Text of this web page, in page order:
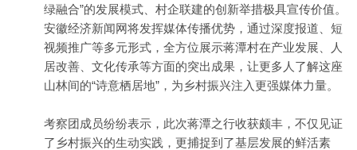
绿融合”的发展模式、村企联建的创新举措极具宣传价值。
安徽经济新闻网将发挥媒体传播优势，通过深度报道、短
视频推广等多元形式，全方位展示蒋潭村在产业发展、人
居改善、文化传承等方面的突出成果，让更多人了解这座
山林间的“诗意栖居地”，为乡村振兴注入更强媒体力量。
考察团成员纷纷表示，此次蒋潭之行收获颇丰，不仅见证
了乡村振兴的生动实践，更捕捉到了基层发展的鲜活素